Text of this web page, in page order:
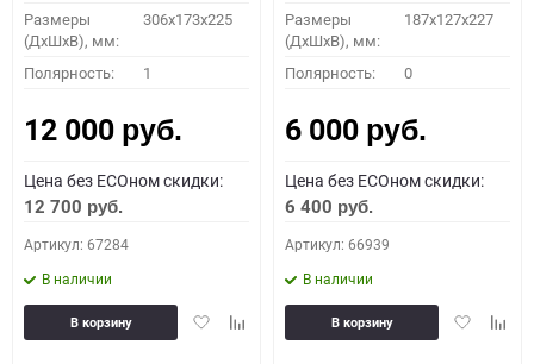
Размеры
(ДхШхВ), мм:
306x173x225
Полярность: 1
12 000 руб.
Цена без ECOном скидки:
12 700 руб.
Артикул: 67284
В наличии
ДобавитьДобавить
В корзину
Размеры
(ДхШхВ), мм:
187x127x227
Полярность: 0
6 000 руб.
Цена без ECOном скидки:
6 400 руб.
Артикул: 66939
В наличии
Добавить
В корзину